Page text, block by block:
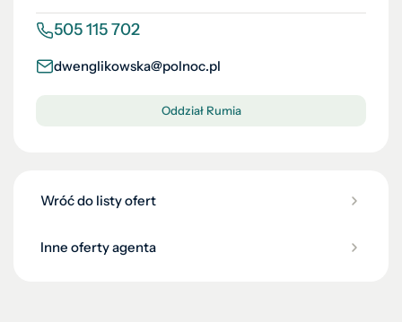
505 115 702
dwenglikowska@polnoc.pl
Oddział Rumia
Wróć do listy ofert
Inne oferty agenta